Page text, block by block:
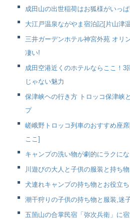
成田山の出世稲荷はお狐様がいっ
大江戸温泉ながやま宿泊記[片山津
三井ガーデンホテル神宮外苑 オリ
凄い!
成田空港近くのホテルならここ！3
じゃない魅力
保津峡ヘの行き方 トロッコ保津峡
プ
嵯峨野トロッコ列車のおすすめ座
ここ]
キャンプの洗い物が劇的にラクに
川遊びの大人と子供の服装と持ち
犬連れキャンプの持ち物とお役立
潮干狩りの子供の持ち物と服装,迷
五箇山の合掌民宿「弥次兵衛」に